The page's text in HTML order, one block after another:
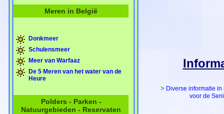
Meren in België
Donkmeer
Schulensmeer
Meer van Warfaaz
De 5 Meren van het water van de
Heure
Polders - Parken -
Natuurgebieden - Reservaten
> Diverse informatie
voor de